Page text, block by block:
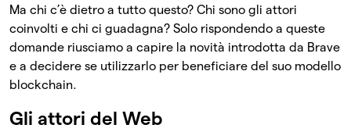
Ma chi c’è dietro a tutto questo? Chi sono gli attori
coinvolti e chi ci guadagna? Solo rispondendo a queste
domande riusciamo a capire la novità introdotta da Brave
e a decidere se utilizzarlo per beneficiare del suo modello
blockchain.
Gli attori del Web